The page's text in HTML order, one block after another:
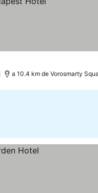
a 10.4 km de Vorosmarty